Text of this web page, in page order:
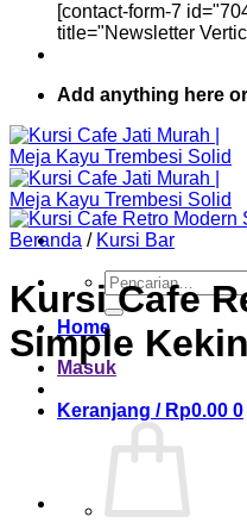
[contact-form-7
title="Newsletter
Add anything here
Pencarian
untuk:
Home
Masuk
Keranjang / Rp0.00 0
Beranda / Kursi Bar
Kursi Cafe
Simple